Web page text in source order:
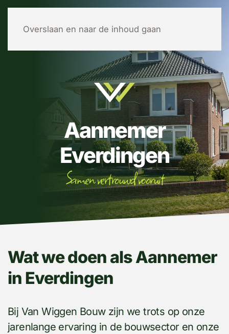
Overslaan en naar de inhoud gaan
Aannemer
Everdingen
Samen vertrouwd vooruit
Wat we doen als Aannemer
in Everdingen
Bij Van Wiggen Bouw zijn we trots op onze
jarenlange ervaring in de bouwsector en onze